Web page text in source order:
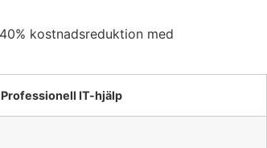
kostnadsreduktion med
Professionell IT-hjälp